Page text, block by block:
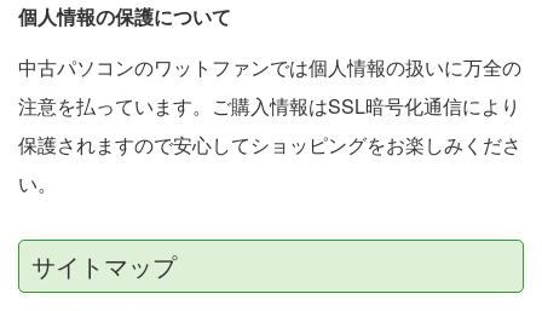
個人情報の保護について
中古パソコンのワットファンでは個人情報の扱いに万全の
注意を払っています。ご購入情報はSSL暗号化通信により
保護されますので安心してショッピングをお楽しみくださ
い。
サイトマップ